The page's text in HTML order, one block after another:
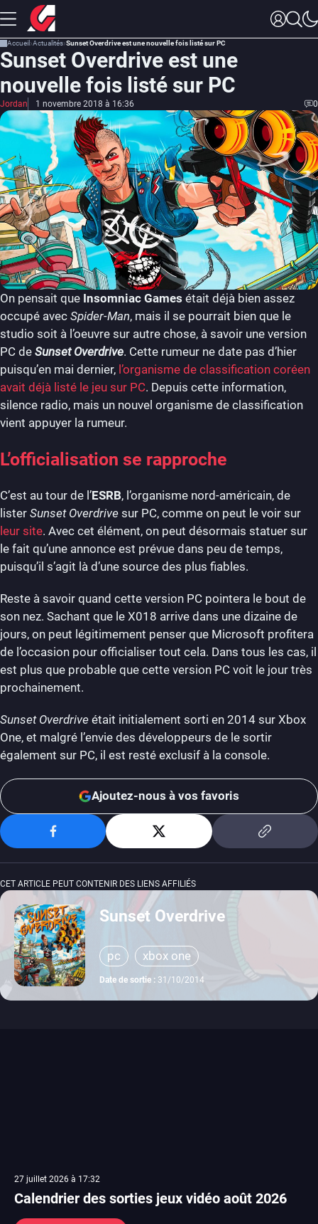
Accueil Actualités Sunset Overdrive est une nouvelle fois listé sur PC
Sunset Overdrive est une
nouvelle fois listé sur PC
Jordan 1 novembre 2018 à 16:36 0
On pensait que Insomniac Games était déjà bien assez
occupé avec Spider-Man, mais il se pourrait bien que le
studio soit à l’oeuvre sur autre chose, à savoir une version
PC de Sunset Overdrive. Cette rumeur ne date pas d’hier
puisqu’en mai dernier, l’organisme de classification coréen
avait déjà listé le jeu sur PC. Depuis cette information,
silence radio, mais un nouvel organisme de classification
vient appuyer la rumeur.
L’officialisation se rapproche
C’est au tour de l’ESRB, l’organisme nord-américain, de
lister Sunset Overdrive sur PC, comme on peut le voir sur
leur site. Avec cet élément, on peut désormais statuer sur
le fait qu’une annonce est prévue dans peu de temps,
puisqu’il s’agit là d’une source des plus fiables.
Reste à savoir quand cette version PC pointera le bout de
son nez. Sachant que le X018 arrive dans une dizaine de
jours, on peut légitimement penser que Microsoft profitera
de l’occasion pour officialiser tout cela. Dans tous les cas, il
est plus que probable que cette version PC voit le jour très
prochainement.
Sunset Overdrive était initialement sorti en 2014 sur Xbox
One, et malgré l’envie des développeurs de le sortir
également sur PC, il est resté exclusif à la console.
Ajoutez-nous à vos favoris
CET ARTICLE PEUT CONTENIR DES LIENS AFFILIÉS
Sunset Overdrive
pc xbox one
Date de sortie : 31/10/2014
27 juillet 2026 à 17:32
Calendrier des sorties jeux vidéo août 2026